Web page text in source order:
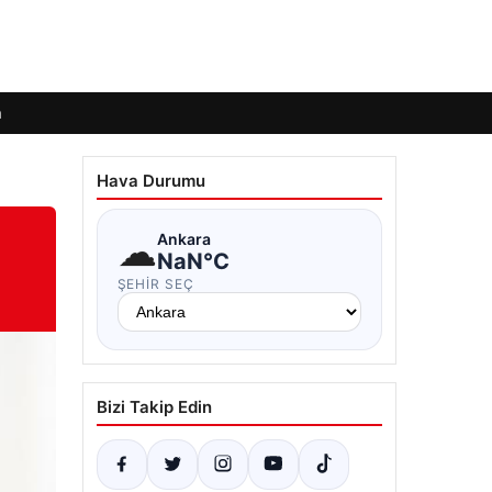
Hava Durumu
☁Ankara
NaN°C
ŞEHIR SEÇ
Bizi Takip Edin